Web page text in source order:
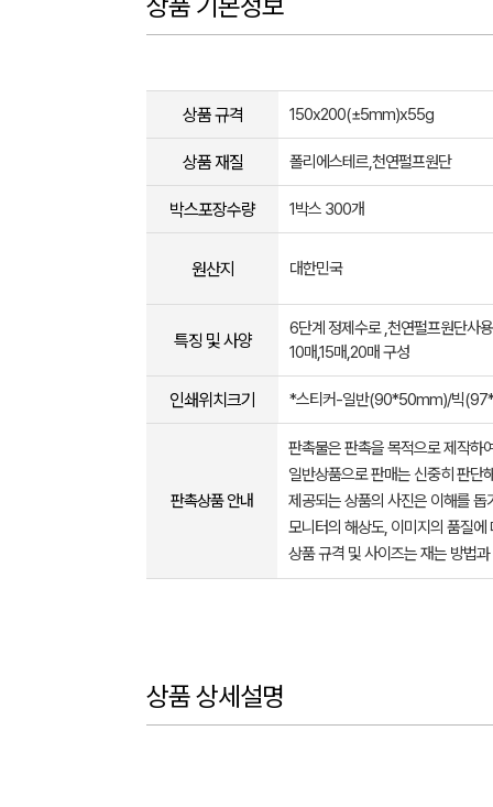
상품 규격 150x200(±5mm)x55g
상품 재질 폴리에스테르,천연펄프원단
박스포장수량 1박스 300개
원산지 대한민국
특징 및 사양
6단계 정제수로 ,천연펄프원단사용
10매,15매,20매 구성
인쇄위치크기 *스티커-일반(90*50mm)/빅
판촉상품 안내
판촉물은 판촉을 목적으로 제작하
일반상품으로 판매는 신중히 판단
제공되는 상품의 사진은 이해를
모니터의 해상도, 이미지의 품질
상품 규격 및 사이즈는 재는 방법
상품 상세설명